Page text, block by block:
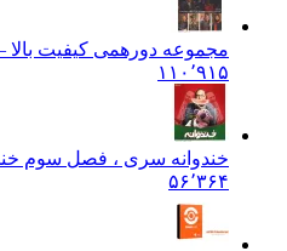
مجموعه دورهمی کیفیت بالا –
۱۱۰٬۹۱۵
خندوانه سری ، فصل سوم
۵۶٬۳۶۴